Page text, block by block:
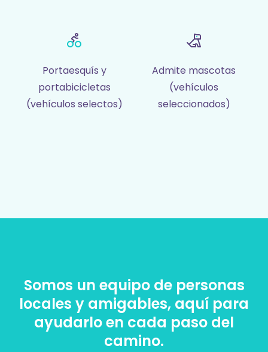
Portaesquís y
portabicicletas
(vehículos selectos)
Admite mascotas
(vehículos
seleccionados)
Somos un equipo de personas
locales y amigables, aquí para
ayudarlo en cada paso del
camino.